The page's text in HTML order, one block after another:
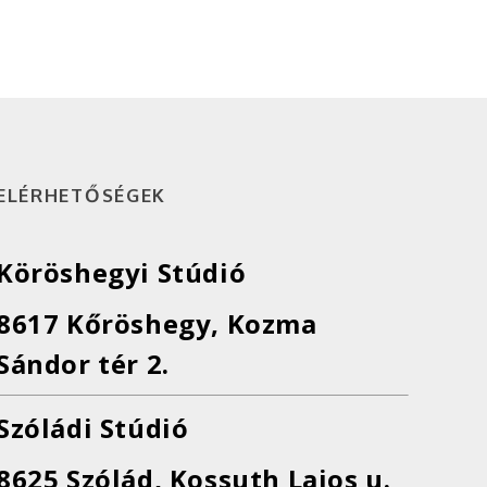
Stúdió
Kőröshegy, Kozma
tér 2.
Stúdió
Szólád, Kossuth Lajos u.